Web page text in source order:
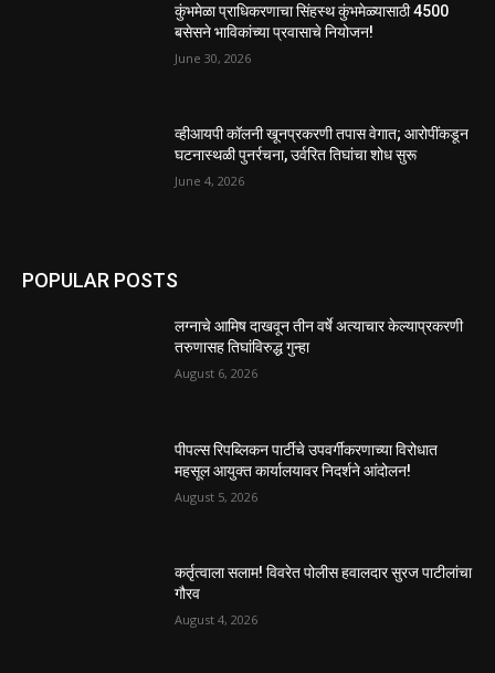
कुंभमेळा प्राधिकरणाचा सिंहस्थ कुंभमेळ्यासाठी 4500
बसेसने भाविकांच्या प्रवासाचे नियोजन!
June 30, 2026
व्हीआयपी कॉलनी खूनप्रकरणी तपास वेगात; आरोपींकडून
घटनास्थळी पुनर्रचना, उर्वरित तिघांचा शोध सुरू
June 4, 2026
POPULAR POSTS
लग्नाचे आमिष दाखवून तीन वर्षे अत्याचार केल्याप्रकरणी
तरुणासह तिघांविरुद्ध गुन्हा
August 6, 2026
पीपल्स रिपब्लिकन पार्टीचे उपवर्गीकरणाच्या विरोधात
महसूल आयुक्त कार्यालयावर निदर्शने आंदोलन!
August 5, 2026
कर्तृत्वाला सलाम! विवरेत पोलीस हवालदार सुरज पाटीलांचा
गौरव
August 4, 2026